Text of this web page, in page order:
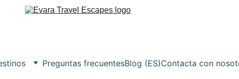
Preguntas frecuentesBlog (ES)Contacta con